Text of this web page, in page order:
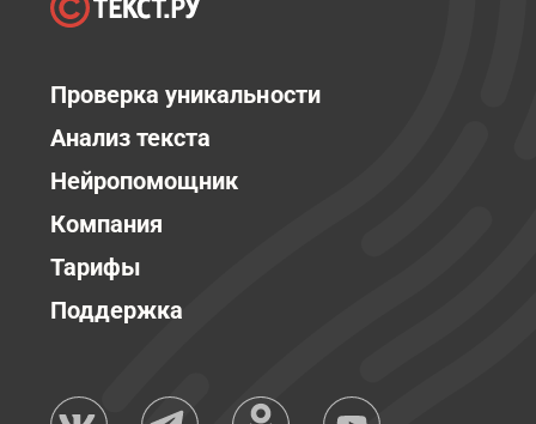
Проверка уникальности
Анализ текста
Нейропомощник
Компания
Тарифы
Поддержка